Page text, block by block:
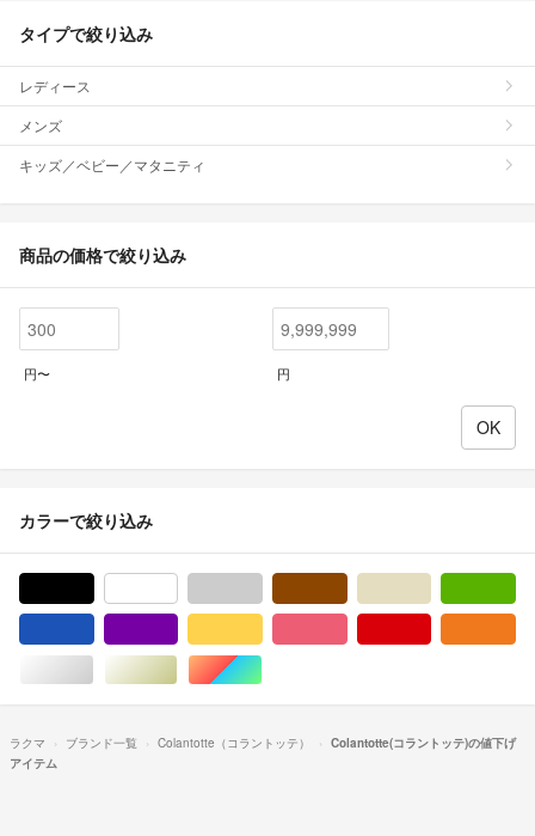
タイプで絞り込み
レディース
メンズ
キッズ／ベビー／マタニティ
商品の価格で絞り込み
円〜 円
カラーで絞り込み
シルバー/銀色系ゴールド/金色系マルチカラー
ラクマ ブランド一覧 Colantotte（コラントッテ）
Colantotte(コラントッテ)の値下げ
アイテム